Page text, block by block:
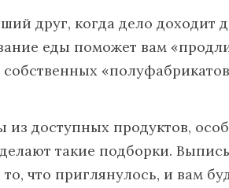
друг, когда дело доходит
еды поможет вам
из доступных продуктов,
такие подборки.
что приглянулось, и вам